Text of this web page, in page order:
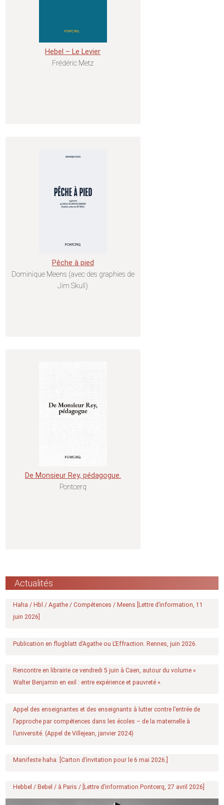
Hebel – Le Levier
Frédéric Metz
Pêche à pied
Dominique Meens (avec des graphies de
Jim Skull)
De Monsieur Rey, pédagogue.
Pontcerq
Actualités
Haha / Hbl / Agathe / Compétences / Meens [Lettre d’information, 11
juin 2026]
Publication en flugblatt d’Agathe ou L’Effraction. Rennes, juin 2026.
Rencontre en librairie ce vendredi 5 juin à Caen, autour du volume «
Walter Benjamin en exil : entre expérience et pauvreté ».
Appel des enseignantes et des enseignants à lutter contre l’entrée de
l’approche par compétences dans les écoles – de la maternelle à
l’université. (Appel de Villejean, janvier 2024)
Manifeste haha. [Carton d’invitation pour le 6 mai 2026.]
Hebbel / Bebel / à Paris / [Lettre d’information Pontcerq, 27 avril 2026]